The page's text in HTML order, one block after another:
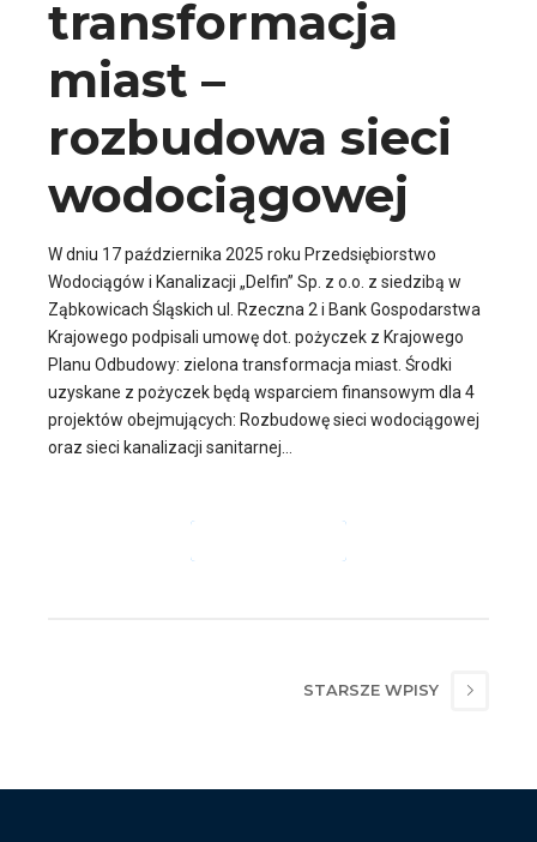
transformacja
miast –
rozbudowa sieci
wodociągowej
W dniu 17 października 2025 roku Przedsiębiorstwo
Wodociągów i Kanalizacji „Delfin” Sp. z o.o. z siedzibą w
Ząbkowicach Śląskich ul. Rzeczna 2 i Bank Gospodarstwa
Krajowego podpisali umowę dot. pożyczek z Krajowego
Planu Odbudowy: zielona transformacja miast. Środki
uzyskane z pożyczek będą wsparciem finansowym dla 4
projektów obejmujących: Rozbudowę sieci wodociągowej
oraz sieci kanalizacji sanitarnej...
STARSZE WPISY